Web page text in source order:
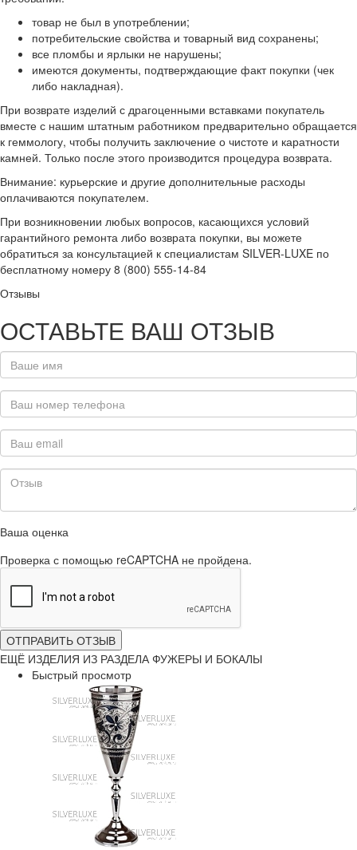
товар не был в употреблении;
потребительские свойства и товарный вид сохранены;
все пломбы и ярлыки не нарушены;
имеются документы, подтверждающие факт покупки (чек
либо накладная).
При возврате изделий с драгоценными вставками покупатель
вместе с нашим штатным работником предварительно обращается
к геммологу, чтобы получить заключение о чистоте и каратности
камней. Только после этого производится процедура возврата.
Внимание: курьерские и другие дополнительные расходы
оплачиваются покупателем.
При возникновении любых вопросов, касающихся условий
гарантийного ремонта либо возврата покупки, вы можете
обратиться за консультацией к специалистам SILVER-LUXE по
бесплатному номеру 8 (800) 555-14-84
Отзывы
ОСТАВЬТЕ ВАШ ОТЗЫВ
Ваша оценка
Проверка с помощью reCAPTCHA не пройдена.
ОТПРАВИТЬ ОТЗЫВ
ЕЩЁ ИЗДЕЛИЯ ИЗ РАЗДЕЛА ФУЖЕРЫ И БОКАЛЫ
Быстрый просмотр